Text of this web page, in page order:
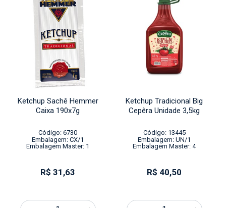
Ketchup Sachê Hemmer
Caixa 190x7g
Código: 6730
Embalagem: CX/1
Embalagem Master: 1
R$ 31,63
Ketchup Tradicional Big
Cepêra Unidade 3,5kg
Código: 13445
Embalagem: UN/1
Embalagem Master: 4
R$ 40,50